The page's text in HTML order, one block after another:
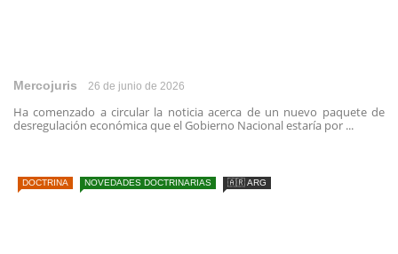
Mercojuris 26 de junio de 2026
Ha comenzado a circular la noticia acerca de un nuevo paquete de
desregulación económica que el Gobierno Nacional estaría por ...
DOCTRINA NOVEDADES DOCTRINARIAS 🇦🇷 ARG